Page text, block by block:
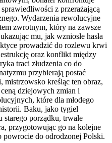
z przerażającą
Wydarzenia rewolucyjne
zwrotnym, który na zawsze
mu, jak wzniosłe hasła
prowadzić do rozlewu krwi
oraz konflikt między
traci złudzenia co do
przybierają postać
mistrzowsko kreśląc ten obraz,
dziejowych zmian i
które dla młodego
Baku, jako tygiel
starego porządku, trwale
przygotowując go na kolejne
do odrodzonej Polski.